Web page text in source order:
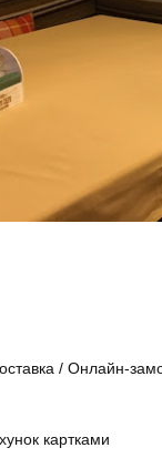
/ Онлайн-
картками